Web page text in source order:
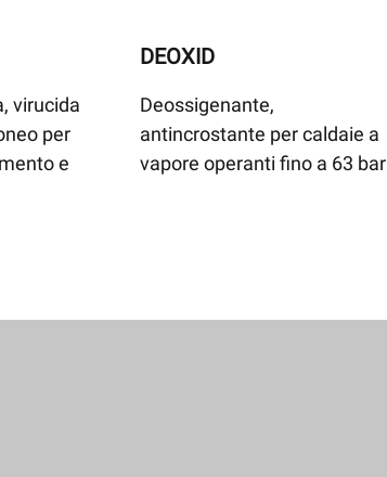
virucida
per
e
DEOXID
Deossigenante,
antincrostante per caldaie a
vapore operanti fino a 63 bar